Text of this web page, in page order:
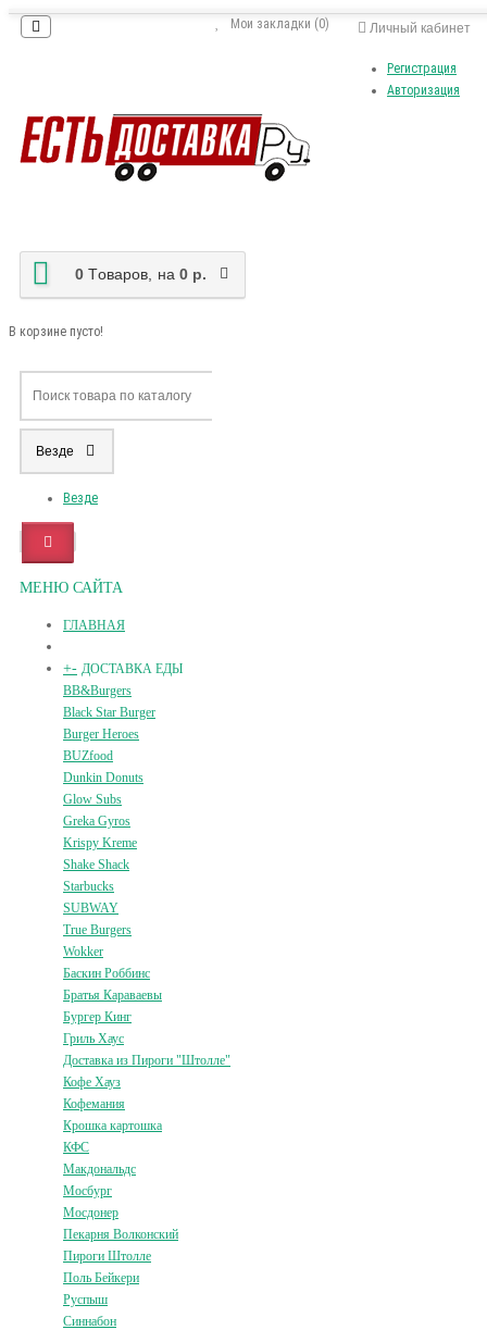
Личный кабинет
Регистрация
Авторизация
Мои закладки (0)
0 Tоваров, на 0 р.
В корзине пусто!
Везде
Везде
МЕНЮ САЙТА
ГЛАВНАЯ
+- ДОСТАВКА ЕДЫ
BB&Burgers
Black Star Burger
Burger Heroes
BUZfood
Dunkin Donuts
Glow Subs
Greka Gyros
Krispy Kreme
Shake Shack
Starbucks
SUBWAY
True Burgers
Wokker
Баскин Роббинс
Братья Караваевы
Бургер Кинг
Гриль Хаус
Доставка из Пироги "Штолле"
Кофе Хауз
Кофемания
Крошка картошка
КФС
Макдональдс
Мосбург
Мосдонер
Пекарня Волконский
Пироги Штолле
Поль Бейкери
Руспыш
Синнабон